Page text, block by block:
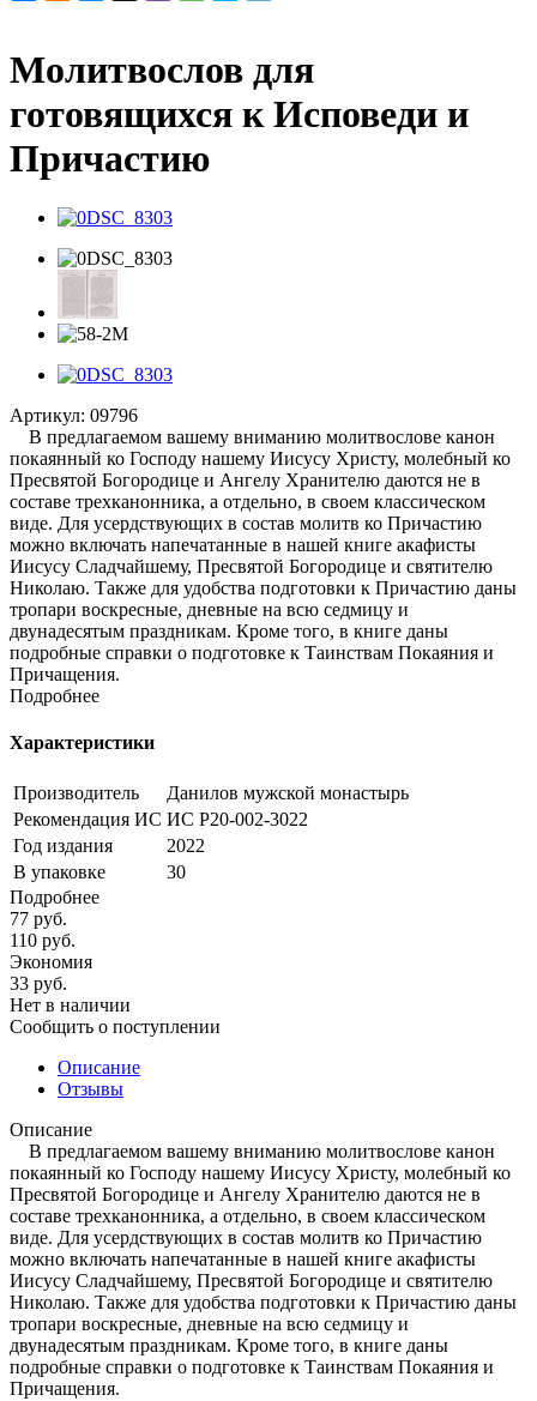
Молитвослов для
готовящихся к Исповеди и
Причастию
Артикул: 09796
В предлагаемом вашему вниманию молитвослове канон
покаянный ко Господу нашему Иисусу Христу, молебный ко
Пресвятой Богородице и Ангелу Хранителю даются не в
составе трехканонника, а отдельно, в своем классическом
виде. Для усердствующих в состав молитв ко Причастию
можно включать напечатанные в нашей книге акафисты
Иисусу Сладчайшему, Пресвятой Богородице и святителю
Николаю. Также для удобства подготовки к Причастию даны
тропари воскресные, дневные на всю седмицу и
двунадесятым праздникам. Кроме того, в книге даны
подробные справки о подготовке к Таинствам Покаяния и
Причащения.
Подробнее
Характеристики
Производитель
Данилов мужской монастырь
Рекомендация ИС ИС Р20-002-3022
Год издания
2022
В упаковке
30
Подробнее
77 руб.
110 руб.
Экономия
33 руб.
Нет в наличии
Сообщить о поступлении
Описание
Отзывы
Описание
В предлагаемом вашему вниманию молитвослове канон
покаянный ко Господу нашему Иисусу Христу, молебный ко
Пресвятой Богородице и Ангелу Хранителю даются не в
составе трехканонника, а отдельно, в своем классическом
виде. Для усердствующих в состав молитв ко Причастию
можно включать напечатанные в нашей книге акафисты
Иисусу Сладчайшему, Пресвятой Богородице и святителю
Николаю. Также для удобства подготовки к Причастию даны
тропари воскресные, дневные на всю седмицу и
двунадесятым праздникам. Кроме того, в книге даны
подробные справки о подготовке к Таинствам Покаяния и
Причащения.